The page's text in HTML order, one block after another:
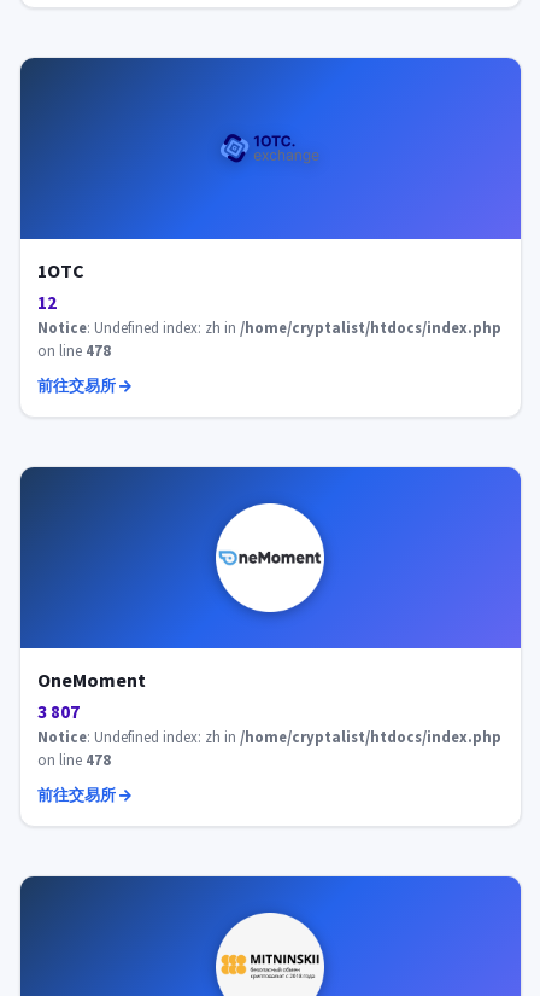
1OTC
12
Notice: Undefined index: zh in /home/cryptalist/htdocs/index.php
on line 478
前往交易所
OneMoment
3 807
Notice: Undefined index: zh in /home/cryptalist/htdocs/index.php
on line 478
前往交易所